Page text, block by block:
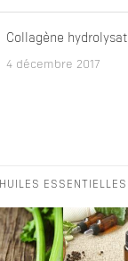
Collagène hydrolysat
4 décembre 2017
HUILES ESSENTIELLES